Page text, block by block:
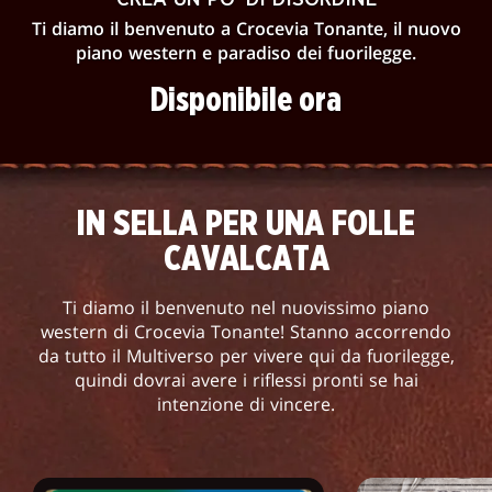
Ti diamo il benvenuto a Crocevia Tonante, il nuovo
piano western e paradiso dei fuorilegge.
Disponibile ora
IN SELLA PER UNA FOLLE
CAVALCATA
Ti diamo il benvenuto nel nuovissimo piano
western di Crocevia Tonante! Stanno accorrendo
da tutto il Multiverso per vivere qui da fuorilegge,
quindi dovrai avere i riflessi pronti se hai
intenzione di vincere.